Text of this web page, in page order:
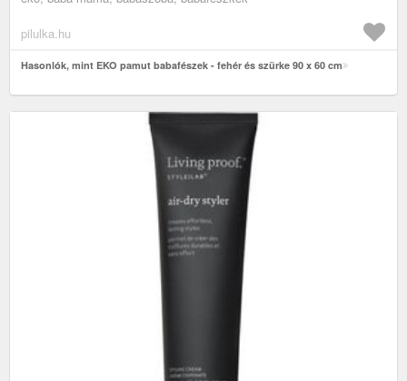
pilulka.hu
Hasonlók, mint EKO pamut babafészek - fehér és szürke 90 x 60 cm